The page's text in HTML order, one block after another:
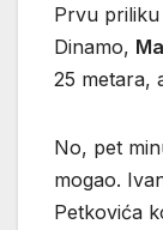
Prvu
Dinamo,
25 metara,
No, pet
mogao.
Petkovića